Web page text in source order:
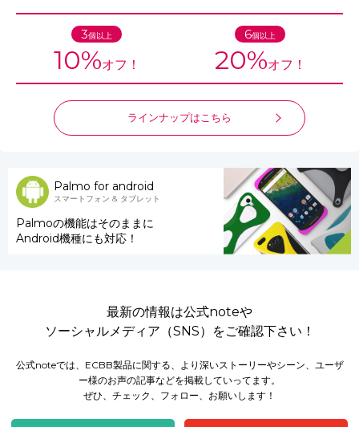
3個以上
10%オフ！
6個以上
20%オフ！
ラインナップはこちら
Palmo for android
スマートフォン & タブレット
Palmoの機能はそのままに
Android機種にも対応！
最新の情報は公式noteや
ソーシャルメディア（SNS）をご確認下さい！
公式noteでは、ECBB製品に関する、より深いストーリーやシーン、ユーザ
ー様のお声の記事などを掲載していってます。
ぜひ、チェック、フォロー、お願いします！